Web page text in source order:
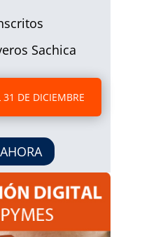
Sachica
DE DICIEMBRE